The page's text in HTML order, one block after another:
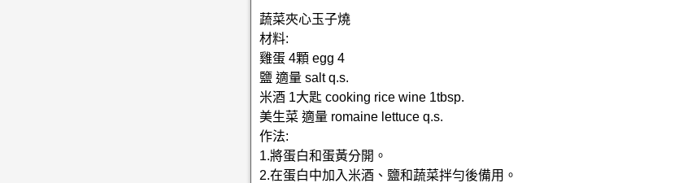
蔬菜夾心玉子燒
材料:
雞蛋 4顆 egg 4
鹽 適量 salt q.s.
米酒 1大匙 cooking rice wine 1tbsp.
美生菜 適量 romaine lettuce q.s.
作法:
1.將蛋白和蛋黃分開。
2.在蛋白中加入米酒、鹽和蔬菜拌勻後備用。